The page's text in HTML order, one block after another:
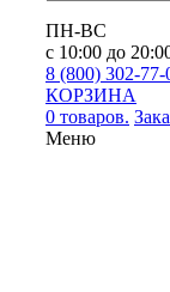
ПН-ВС
с 10:00 до
8 (800) 302-77-
КОРЗИНА
0 товаров.
Меню